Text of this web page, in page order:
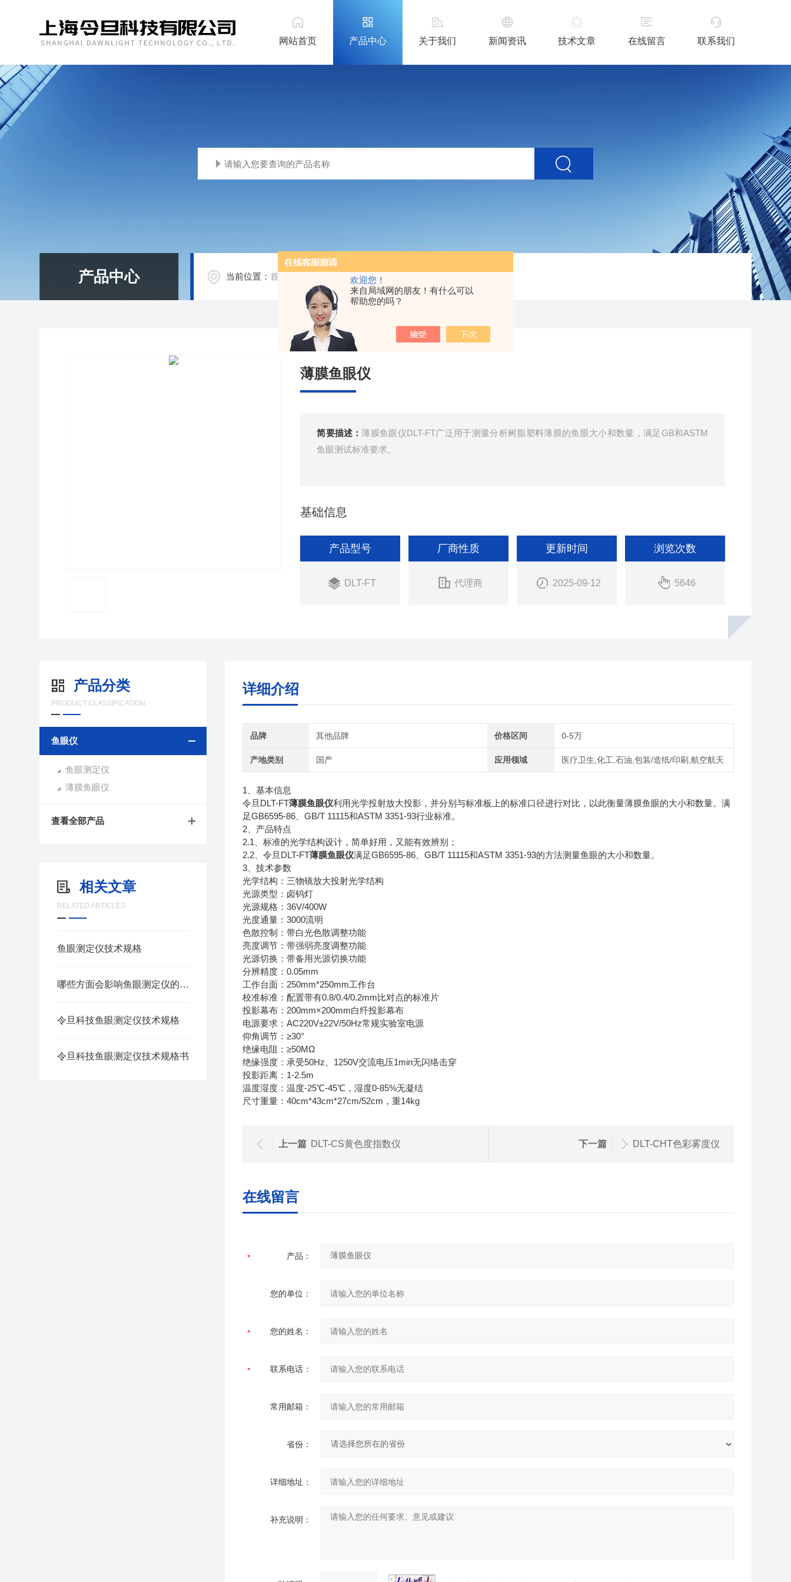
欢迎您！
来自局域网的朋友！有什么可以
帮助您的吗？
网站首页 产品中心 关于我们 新闻资讯 技术文章 在线留言 联系我们
产品中心 当前位置：首页 鱼眼仪/
薄膜鱼眼仪
简要描述：薄膜鱼眼仪DLT-FT广泛用于测量分析树脂塑料薄膜的鱼眼大小和数量，满足GB和ASTM
鱼眼测试标准要求。
基础信息
产品型号
DLT-FT
厂商性质
代理商
更新时间
2025-09-12
浏览次数
5646
产品分类
PRODUCT CLASSIFICATION
鱼眼仪
鱼眼测定仪
薄膜鱼眼仪
查看全部产品
相关文章
RELATED ARTICLES
鱼眼测定仪技术规格
哪些方面会影响鱼眼测定仪的结果
令旦科技鱼眼测定仪技术规格
令旦科技鱼眼测定仪技术规格书
详细介绍
品牌 其他品牌 价格区间 0-5万
产地类别 国产 应用领域 医疗卫生,化工,石油,包装/造纸/印刷,航空航天
1、基本信息
令旦DLT-FT薄膜鱼眼仪利用光学投射放大投影，并分别与标准板上的标准口径进行对比，以此衡量薄膜鱼眼的大小和数量。满
足GB6595-86、GB/T 11115和ASTM 3351-93行业标准。
2、产品特点
2.1、标准的光学结构设计，简单好用，又能有效辨别；
2.2、令旦DLT-FT薄膜鱼眼仪满足GB6595-86、GB/T 11115和ASTM 3351-93的方法测量鱼眼的大小和数量。
3、技术参数
光学结构：三物镜放大投射光学结构
光源类型：卤钨灯
光源规格：36V/400W
光度通量：3000流明
色散控制：带白光色散调整功能
亮度调节：带强弱亮度调整功能
光源切换：带备用光源切换功能
分辨精度：0.05mm
工作台面：250mm*250mm工作台
校准标准：配置带有0.8/0.4/0.2mm比对点的标准片
投影幕布：200mm×200mm白纤投影幕布
电源要求：AC220V±22V/50Hz常规实验室电源
仰角调节：≥30°
绝缘电阻：≥50MΩ
绝缘强度：承受50Hz、1250V交流电压1min无闪络击穿
投影距离：1-2.5m
温度湿度：温度-25℃-45℃，湿度0-85%无凝结
尺寸重量：40cm*43cm*27cm/52cm，重14kg
上一篇 DLT-CS黄色度指数仪 下一篇 DLT-CHT色彩雾度仪
在线留言
产品：
您的单位：
您的姓名：
联系电话：
常用邮箱：
省份：
详细地址：
补充说明：